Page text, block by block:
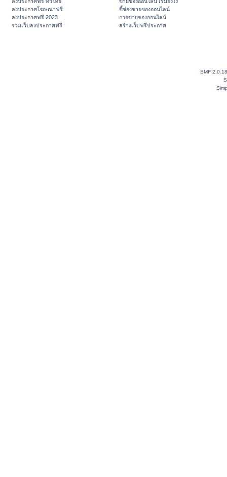
ลงประกาศโฆษณาฟรี
ลงประกาศฟรี 2023
รวมเว็บลงประกาศฟรี
ชี้ช่องขายของออนไลน์
การขายของออนไลน์
สร้างเว็บฟรีประกาศ
SMF 2.0.18